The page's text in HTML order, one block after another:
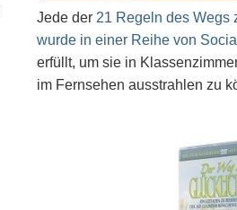
Jede der 21 Regeln des Wegs
wurde in einer Reihe von
erfüllt, um sie in
im Fernsehen ausstrahlen zu